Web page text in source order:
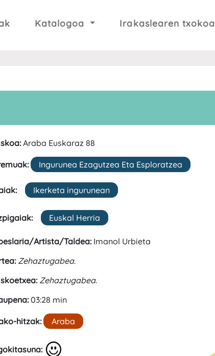
Katalogoa Irakaslearen txokoa
Araba Euskaraz 88
Ingurunea Ezagutzea Eta Esploratzea
Ikerketa ingurunean
Euskal Herria
Artista/Taldea:Imanol Urbieta
Zehaztugabea.
Zehaztugabea.
03:28 min
hitzak: Araba